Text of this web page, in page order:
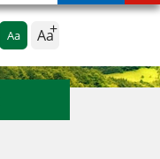
Aa Aa